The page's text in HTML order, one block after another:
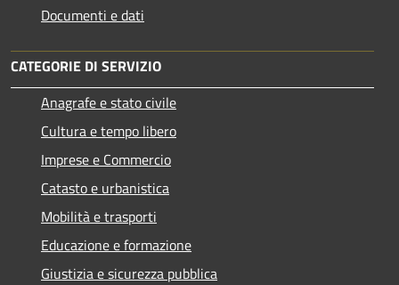
Documenti e dati
CATEGORIE DI SERVIZIO
Anagrafe e stato civile
Cultura e tempo libero
Imprese e Commercio
Catasto e urbanistica
Mobilità e trasporti
Educazione e formazione
Giustizia e sicurezza pubblica